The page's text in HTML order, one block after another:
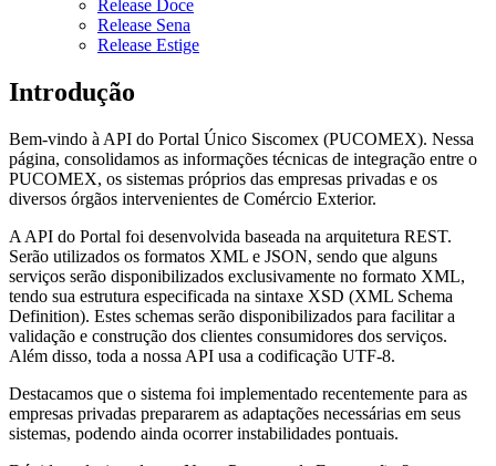
Release Doce
Release Sena
Release Estige
Introdução
Bem-vindo à API do Portal Único Siscomex (PUCOMEX). Nessa
página, consolidamos as informações técnicas de integração entre o
PUCOMEX, os sistemas próprios das empresas privadas e os
diversos órgãos intervenientes de Comércio Exterior.
A API do Portal foi desenvolvida baseada na arquitetura REST.
Serão utilizados os formatos XML e JSON, sendo que alguns
serviços serão disponibilizados exclusivamente no formato XML,
tendo sua estrutura especificada na sintaxe XSD (XML Schema
Definition). Estes schemas serão disponibilizados para facilitar a
validação e construção dos clientes consumidores dos serviços.
Além disso, toda a nossa API usa a codificação UTF-8.
Destacamos que o sistema foi implementado recentemente para as
empresas privadas prepararem as adaptações necessárias em seus
sistemas, podendo ainda ocorrer instabilidades pontuais.